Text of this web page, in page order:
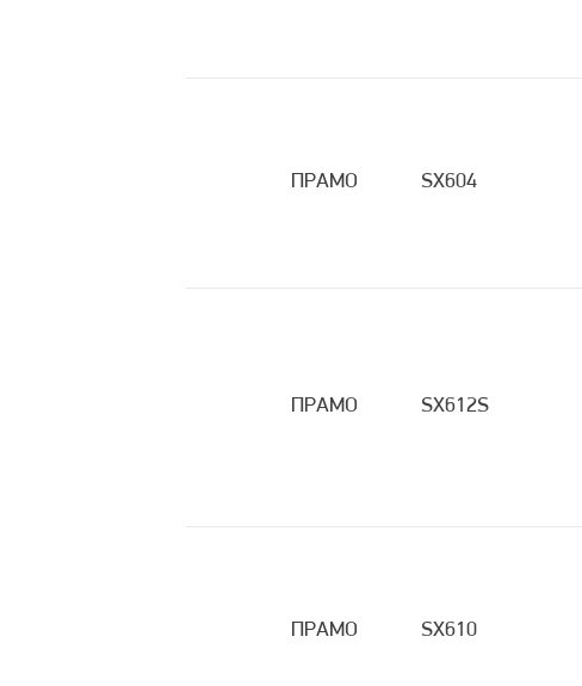
ПРАМО SX604
ПРАМО SX612S
ПРАМО SX610